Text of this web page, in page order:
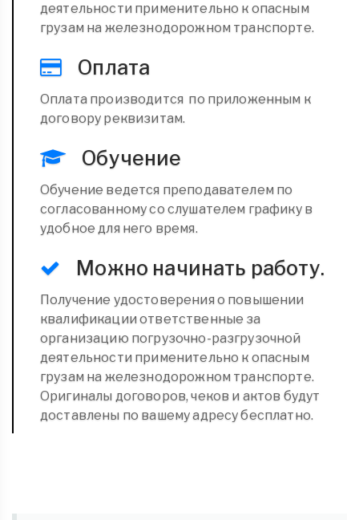
деятельности применительно к опасным
грузам на железнодорожном транспорте.
Оплата
Оплата производится по приложенным к
договору реквизитам.
Обучение
Обучение ведется преподавателем по
согласованному со слушателем графику в
удобное для него время.
Можно начинать работу.
Получение удостоверения о повышении
квалификации ответственные за
организацию погрузочно-разгрузочной
деятельности применительно к опасным
грузам на железнодорожном транспорте.
Оригиналы договоров, чеков и актов будут
доставлены по вашему адресу бесплатно.